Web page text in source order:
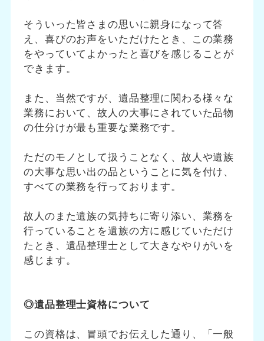
そういった皆さまの思いに親身になって答
え、喜びのお声をいただけたとき、この業務
をやっていてよかったと喜びを感じることが
できます。
また、当然ですが、遺品整理に関わる様々な
業務において、故人の大事にされていた品物
の仕分けが最も重要な業務です。
ただのモノとして扱うことなく、故人や遺族
の大事な思い出の品ということに気を付け、
すべての業務を行っております。
故人のまた遺族の気持ちに寄り添い、業務を
行っていることを遺族の方に感じていただけ
たとき、遺品整理士として大きなやりがいを
感じます。
◎遺品整理士資格について
この資格は、冒頭でお伝えした通り、「一般